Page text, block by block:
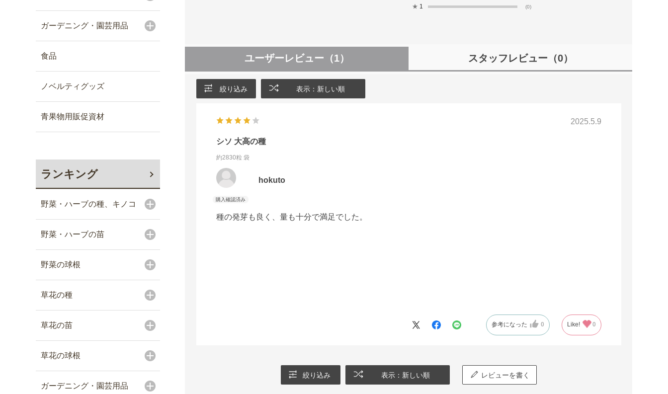
ガーデニング・園芸用品
食品
ノベルティグッズ
青果物用販促資材
ランキング
野菜・ハーブの種、キノコ
野菜・ハーブの苗
野菜の球根
草花の種
草花の苗
草花の球根
ガーデニング・園芸用品
★ 1 (0)
ユーザーレビュー （1） スタッフレビュー （0）
絞り込み 表示：新しい順
2025.5.9
シソ 大高の種
約2830粒 袋
hokuto
種の発芽も良く、量も十分で満足でした。
参考になった 0 Like! 0
絞り込み 表示：新しい順 レビューを書く